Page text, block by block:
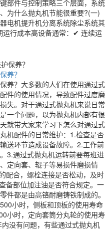
部件与控制策略三个层面，系统
为什么抛丸机节能很重要?(一)
电机提升机分离系统除尘系统其
运行成本高设备通常：✔ 连续运
养？
养？大多数的人们在使用通过式
件的使用情况，导致配件过度磨
失。对于通过式抛丸机来说日常
一个问题，以为抛丸机内部有很
就带大家来学习下怎么对通过式
机配件的日常维护：1.检查是否
送环节造成设备故障。2.工作前
3.通过式抛丸机运转前要每班进
定向套、辊子等易损件磨损情
配合，螺栓连接是否松动，及时
备部位加注油是否符合规定。一
件都是由高铬耐磨铸铁制成的。
小时，侧板和顶板的使用寿命
小时，定向套筒分丸轮的使用寿
没有问题，有些通过式抛丸机